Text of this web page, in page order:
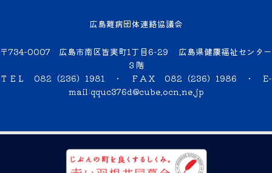
広島難病団体連絡協議会
〒734-0007 広島市南区皆実町1丁目6-29 広島県健康福祉センター
３階
ＴＥＬ 082（236）1981 ・ ＦＡＸ 082（236）1986 ・ E-
mail:qquc376d@cube.ocn.ne.jp